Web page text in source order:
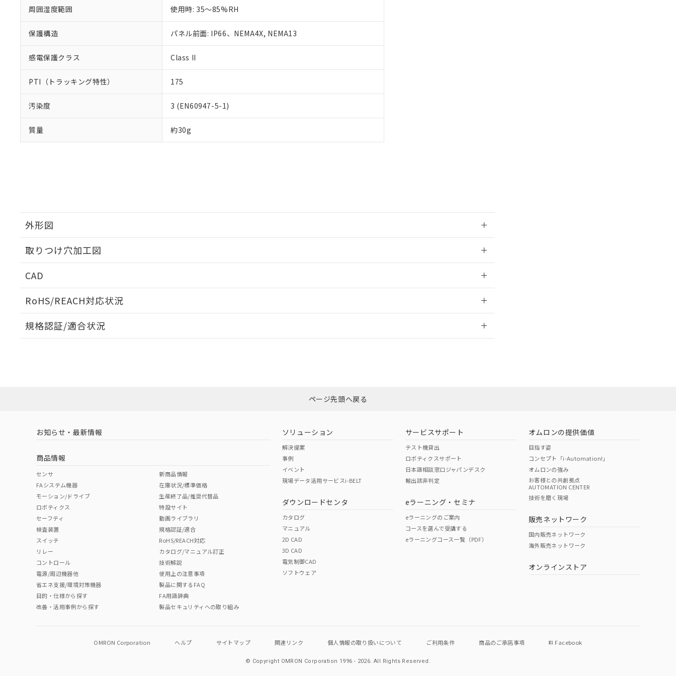
周囲湿度範囲 使用時: 35～85%RH
保護構造 パネル前面: IP66、NEMA4X, NEMA13
感電保護クラス Class II
PTI（トラッキング特性） 175
汚染度 3 (EN60947-5-1)
質量 約30g
外形図
取りつけ穴加工図
CAD
RoHS/REACH対応状況
EU RoHS 注意事項・凡例
ダウンロードはこちら
中国 RoHS 注意事項・凡例
中国 RoHS表
Pb Hg Cr(VI)
O O
"対応済み"や非含有の記載がされた商品であっても、流通在庫等で未対応品が混在する可能性があります。
非含有品が必要な際は、弊社営業部門もしくは販売店へお問い合わせください。
規格認証/適合状況
※当社の共同利用者とは、
いる法人を指します。
EU RoHS指令（10物質）の非含有証明書
51物質の非含有証明書（当社基準）
※本証明書は発行日時点で非含有を証明するもので、過去に遡って非含有を証明するものではありません。
また、RoHS指令のフタル酸エステル類４物質の対応では、対応完了までの期間は出荷製品に未対応品が
り割愛しております。
ページ先頭へ戻る
お知らせ・最新情報
商品情報
センサ
FAシステム機器
モーション/ドライブ
ロボティクス
セーフティ
検査装置
スイッチ
リレー
コントロール
電源/周辺機器他
省エネ支援/環境対策機器
目的・仕様から探す
改善・活用事例から探す
新商品情報
在庫状況/標準価格
生産終了品/推奨代替品
特設サイト
動画ライブラリ
規格認証/適合
RoHS/REACH対応
カタログ/マニュアル訂正
技術解説
使用上の注意事項
製品に関するFAQ
FA用語辞典
製品セキュリティへの取り組み
ソリューション
解決提案
事例
イベント
現場データ活用サービスi-BELT
ダウンロードセンタ
カタログ
マニュアル
2D CAD
3D CAD
電気制御CAD
ソフトウェア
サービスサポート
テスト機貸出
ロボティクスサポート
日本語相談窓口ジャパンデスク
輸出該非判定
eラーニング・セミナ
eラーニングのご案内
コースを選んで受講する
eラーニングコース一覧（PDF）
オムロンの提供価値
目指す姿
コンセプト「i-Automation!」
オムロンの強み
お客様との共創拠点
AUTOMATION CENTER
技術を磨く現場
販売ネットワーク
国内販売ネットワーク
海外販売ネットワーク
オンラインストア
OMRON Corporation ヘルプ サイトマップ 関連リンク 個人情報の取り扱いについて ご利用条件 商品のご承諾事項 Facebook
© Copyright OMRON Corporation 1996 - 2026.All Rights Reserved.